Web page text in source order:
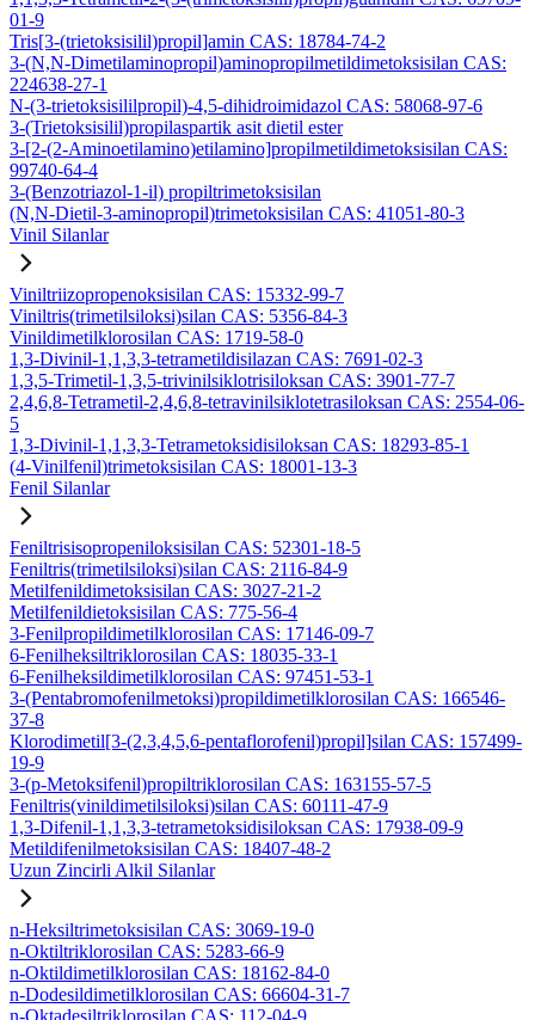
01-9
Tris[3-(trietoksisilil)propil]amin CAS: 18784-74-2
3-(N,N-Dimetilaminopropil)aminopropilmetildimetoksisilan CAS:
224638-27-1
N-(3-trietoksisililpropil)-4,5-dihidroimidazol CAS: 58068-97-6
3-(Trietoksisilil)propilaspartik asit dietil ester
3-[2-(2-Aminoetilamino)etilamino]propilmetildimetoksisilan CAS:
99740-64-4
3-(Benzotriazol-1-il) propiltrimetoksisilan
(N,N-Dietil-3-aminopropil)trimetoksisilan CAS: 41051-80-3
Vinil Silanlar
Viniltriizopropenoksisilan CAS: 15332-99-7
Viniltris(trimetilsiloksi)silan CAS: 5356-84-3
Vinildimetilklorosilan CAS: 1719-58-0
1,3-Divinil-1,1,3,3-tetrametildisilazan CAS: 7691-02-3
1,3,5-Trimetil-1,3,5-trivinilsiklotrisiloksan CAS: 3901-77-7
2,4,6,8-Tetrametil-2,4,6,8-tetravinilsiklotetrasiloksan CAS: 2554-06-
5
1,3-Divinil-1,1,3,3-Tetrametoksidisiloksan CAS: 18293-85-1
(4-Vinilfenil)trimetoksisilan CAS: 18001-13-3
Fenil Silanlar
Feniltrisisopropeniloksisilan CAS: 52301-18-5
Feniltris(trimetilsiloksi)silan CAS: 2116-84-9
Metilfenildimetoksisilan CAS: 3027-21-2
Metilfenildietoksisilan CAS: 775-56-4
3-Fenilpropildimetilklorosilan CAS: 17146-09-7
6-Fenilheksiltriklorosilan CAS: 18035-33-1
6-Fenilheksildimetilklorosilan CAS: 97451-53-1
3-(Pentabromofenilmetoksi)propildimetilklorosilan CAS: 166546-
37-8
Klorodimetil[3-(2,3,4,5,6-pentaflorofenil)propil]silan CAS: 157499-
19-9
3-(p-Metoksifenil)propiltriklorosilan CAS: 163155-57-5
Feniltris(vinildimetilsiloksi)silan CAS: 60111-47-9
1,3-Difenil-1,1,3,3-tetrametoksidisiloksan CAS: 17938-09-9
Metildifenilmetoksisilan CAS: 18407-48-2
Uzun Zincirli Alkil Silanlar
n-Heksiltrimetoksisilan CAS: 3069-19-0
n-Oktiltriklorosilan CAS: 5283-66-9
n-Oktildimetilklorosilan CAS: 18162-84-0
n-Dodesildimetilklorosilan CAS: 66604-31-7
n-Oktadesiltriklorosilan CAS: 112-04-9